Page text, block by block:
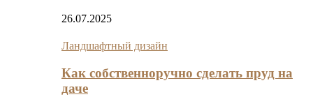
26.07.2025
Ландшафтный дизайн
Как собственноручно сделать пруд на
даче